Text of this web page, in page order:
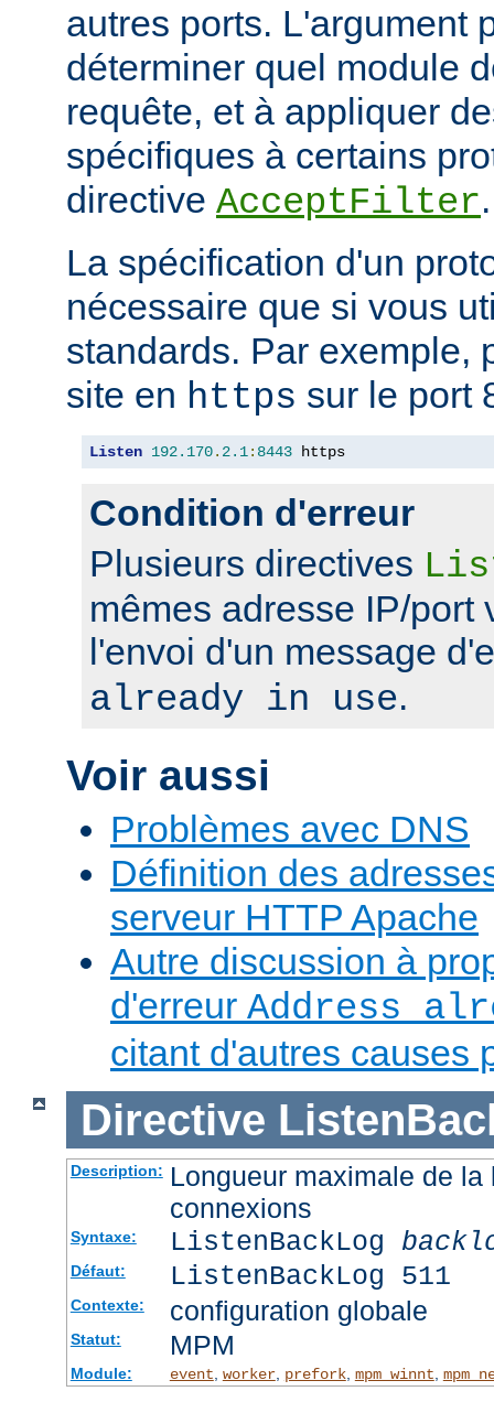
autres ports. L'argument
déterminer quel module
requête, et à appliquer
spécifiques à certains
directive AcceptFilter.
La spécification d'un
nécessaire que si vous
standards. Par exemple,
site en https sur le port
Listen 192.170. 2.1: 8443 https
Condition d'erreur
Plusieurs directives
mêmes adresse IP/port
l'envoi d'un message
already in use.
Voir aussi
Problèmes avec DNS
Définition des
serveur HTTP Apache
Autre discussion à
d'erreur Address
citant d'autres causes
Directive
Description: Longueur maximale de
connexions
Syntaxe: ListenBackLog
Défaut: ListenBackLog 511
Contexte: configuration globale
Statut: MPM
Module: event, worker, prefork, mpm_winnt,